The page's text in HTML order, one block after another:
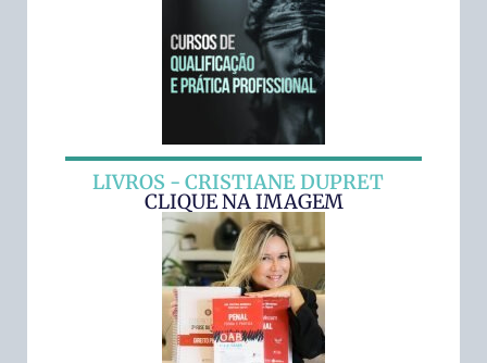
LIVROS - CRISTIANE DUPRET
CLIQUE NA IMAGEM